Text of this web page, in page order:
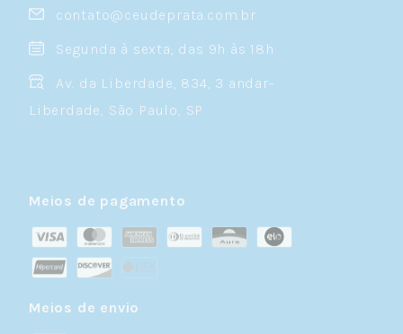
contato@ceudeprata.com.br
Segunda à sexta, das 9h às 18h
Av. da Liberdade, 834, 3 andar-
Liberdade, São Paulo, SP
Meios de pagamento
Meios de envio